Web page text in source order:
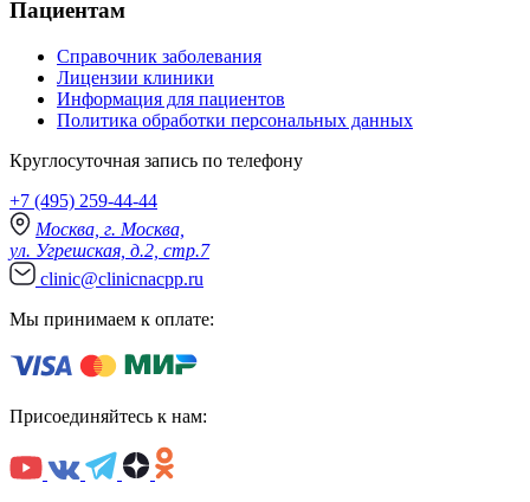
Пациентам
Справочник заболевания
Лицензии клиники
Информация для пациентов
Политика обработки персональных данных
Круглосуточная запись по телефону
+7 (495) 259-44-44
Москва, г. Москва,
ул. Угрешская, д.2, стр.7
clinic@clinicnacpp.ru
Мы принимаем к оплате:
Присоединяйтесь к нам: